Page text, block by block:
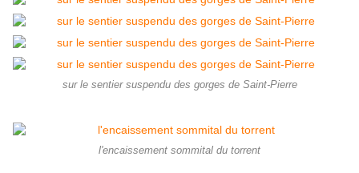
sur le sentier suspendu des gorges de Saint-Pierre
l'encaissement sommital du torrent